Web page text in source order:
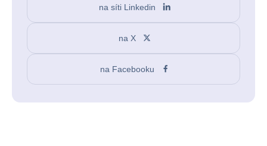
na síti Linkedin
na X
na Facebooku